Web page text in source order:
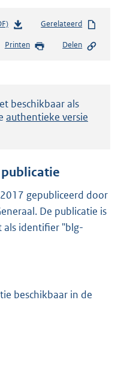
b
s
d
g
t
e
:
9
Gerelateerd
Printen Delen
beschikbaar als
authentieke versie
gepubliceerd door
De publicatie is
als identifier "blg-
beschikbaar in de